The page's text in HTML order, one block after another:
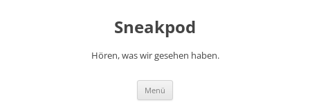
Sneakpod
Hören, was wir gesehen haben.
Menü